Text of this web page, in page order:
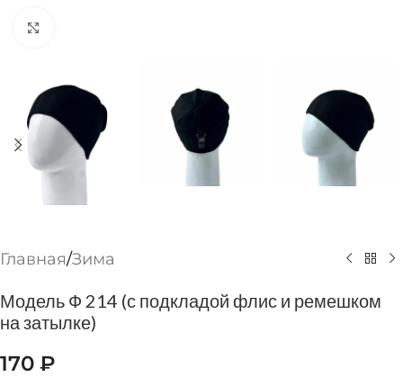
Главная/Зима
Модель Ф 214 (с подкладой флис и ремешком
на затылке)
170 ₽